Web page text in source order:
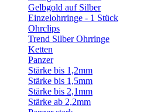
Gelbgold auf Silber
Einzelohrringe - 1 Stück
Ohrclips
Trend Silber Ohrringe
Ketten
Panzer
Stärke bis 1,2mm
Stärke bis 1,5mm
Stärke bis 2,1mm
Stärke ab 2,2mm